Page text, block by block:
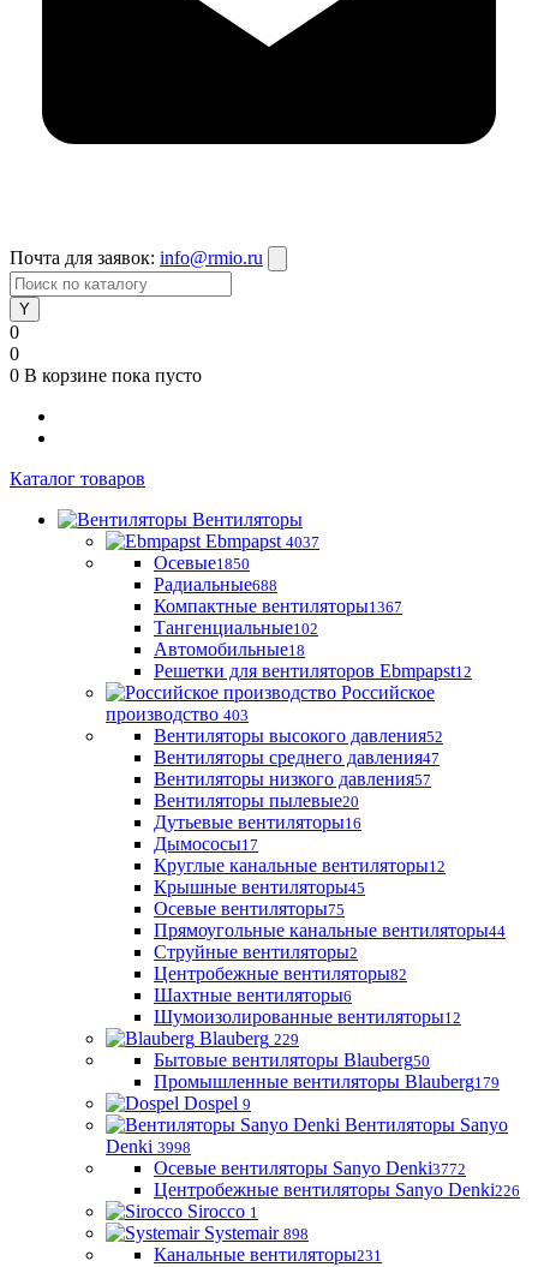
Почта для заявок: info@rmio.ru
0
0
0 В корзине пока пусто
Каталог товаров
Вентиляторы
Ebmpapst 4037
Осевые1850
Радиальные688
Компактные вентиляторы1367
Тангенциальные102
Автомобильные18
Решетки для вентиляторов Ebmpapst12
Российское
производство 403
Вентиляторы высокого давления52
Вентиляторы среднего давления47
Вентиляторы низкого давления57
Вентиляторы пылевые20
Дутьевые вентиляторы16
Дымососы17
Круглые канальные вентиляторы12
Крышные вентиляторы45
Осевые вентиляторы75
Прямоугольные канальные вентиляторы44
Струйные вентиляторы2
Центробежные вентиляторы82
Шахтные вентиляторы6
Шумоизолированные вентиляторы12
Blauberg 229
Бытовые вентиляторы Blauberg50
Промышленные вентиляторы Blauberg179
Dospel 9
Вентиляторы Sanyo
Denki 3998
Осевые вентиляторы Sanyo Denki3772
Центробежные вентиляторы Sanyo Denki226
Sirocco 1
Systemair 898
Канальные вентиляторы231